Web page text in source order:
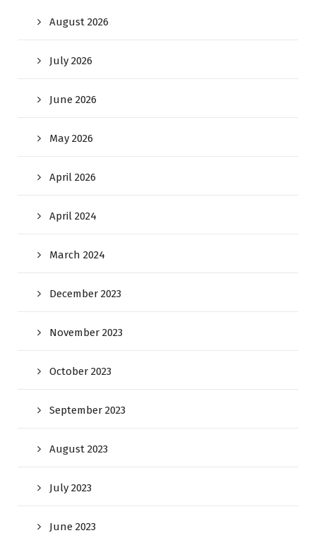
August 2026
July 2026
June 2026
May 2026
April 2026
April 2024
March 2024
December 2023
November 2023
October 2023
September 2023
August 2023
July 2023
June 2023